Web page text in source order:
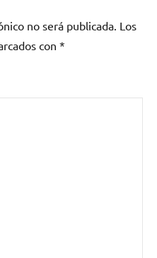
no será publicada. Los
con *